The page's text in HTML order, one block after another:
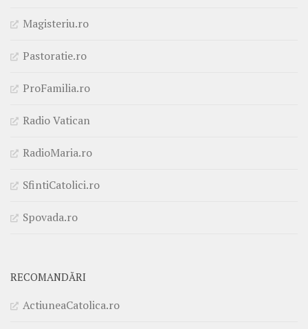
Magisteriu.ro
Pastoratie.ro
ProFamilia.ro
Radio Vatican
RadioMaria.ro
SfintiCatolici.ro
Spovada.ro
RECOMANDĂRI
ActiuneaCatolica.ro